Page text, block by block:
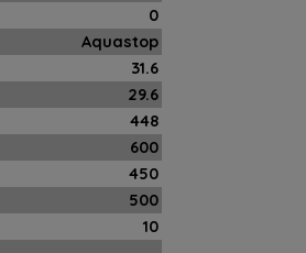
0
Aquastop
31.6
29.6
448
600
450
500
10